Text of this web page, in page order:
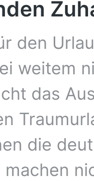
den
weitem
das
die